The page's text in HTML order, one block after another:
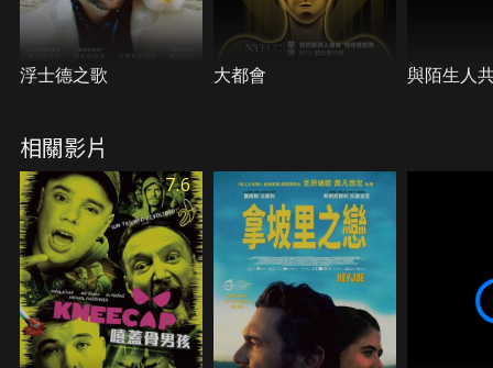
浮士德之歌 大都會 與陌生人
相關影片
7.6